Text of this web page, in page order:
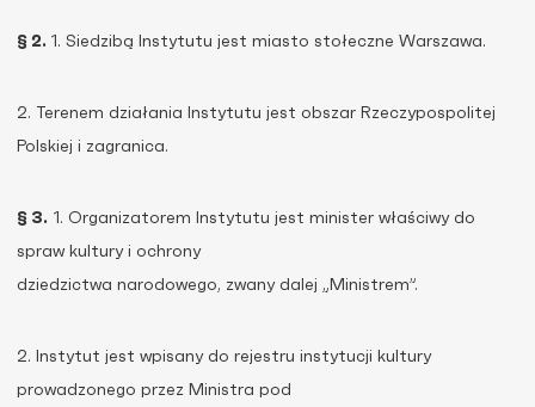
§ 2. 1. Siedzibą Instytutu jest miasto stołeczne Warszawa.
2. Terenem działania Instytutu jest obszar Rzeczypospolitej
Polskiej i zagranica.
§ 3. 1. Organizatorem Instytutu jest minister właściwy do
spraw kultury i ochrony
dziedzictwa narodowego, zwany dalej „Ministrem”.
2. Instytut jest wpisany do rejestru instytucji kultury
prowadzonego przez Ministra pod